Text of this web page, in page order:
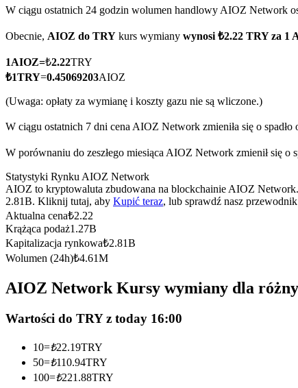
TradFi
Kontrakty terminowe na USDC
Kontrakty futures wykorzystujące USDC jako zabezpieczenie
W ciągu ostatnich 24 godzin wolumen handlowy AIOZ Network
Obecnie, AIOZ do TRY kurs wymiany wynosi ₺2.22 TRY za 1
1AIOZ=₺2.22TRY
₺1TRY=0.45069203AIOZ
(Uwaga: opłaty za wymianę i koszty gazu nie są wliczone.)
W ciągu ostatnich 7 dni cena AIOZ Network zmieniła się o spadło
W porównaniu do zeszłego miesiąca AIOZ Network zmienił się o
Statystyki Rynku AIOZ Network
AIOZ to kryptowaluta zbudowana na blockchainie AIOZ
2.81B. Kliknij tutaj, aby Kupić teraz, lub sprawdź nasz
Aktualna cena₺2.22
Krążąca podaż1.27B
Kapitalizacja rynkowa₺2.81B
Wolumen (24h)₺4.61M
AIOZ Network Kursy wymiany dla
Wartości do TRY z today 16:00
10=₺22.19TRY
50=₺110.94TRY
100=₺221.88TRY